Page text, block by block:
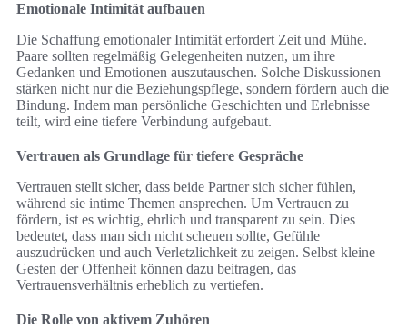
Emotionale Intimität aufbauen
Die Schaffung emotionaler Intimität erfordert Zeit und Mühe.
Paare sollten regelmäßig Gelegenheiten nutzen, um ihre
Gedanken und Emotionen auszutauschen. Solche Diskussionen
stärken nicht nur die Beziehungspflege, sondern fördern auch die
Bindung. Indem man persönliche Geschichten und Erlebnisse
teilt, wird eine tiefere Verbindung aufgebaut.
Vertrauen als Grundlage für tiefere Gespräche
Vertrauen stellt sicher, dass beide Partner sich sicher fühlen,
während sie intime Themen ansprechen. Um Vertrauen zu
fördern, ist es wichtig, ehrlich und transparent zu sein. Dies
bedeutet, dass man sich nicht scheuen sollte, Gefühle
auszudrücken und auch Verletzlichkeit zu zeigen. Selbst kleine
Gesten der Offenheit können dazu beitragen, das
Vertrauensverhältnis erheblich zu vertiefen.
Die Rolle von aktivem Zuhören